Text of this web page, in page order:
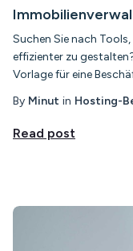
Suchen Sie nach
effizienter zu
Vorlage für eine
By Minut in Hosting-
Read post